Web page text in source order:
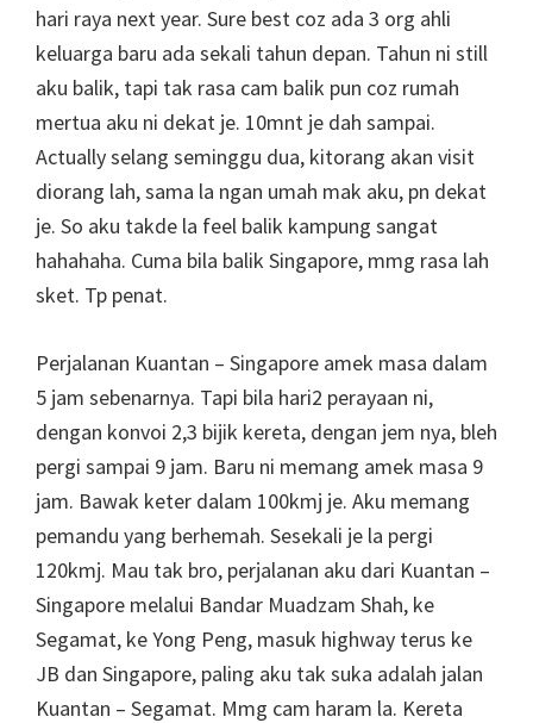
hari raya next year. Sure best coz ada 3 org ahli
keluarga baru ada sekali tahun depan. Tahun ni still
aku balik, tapi tak rasa cam balik pun coz rumah
mertua aku ni dekat je. 10mnt je dah sampai.
Actually selang seminggu dua, kitorang akan visit
diorang lah, sama la ngan umah mak aku, pn dekat
je. So aku takde la feel balik kampung sangat
hahahaha. Cuma bila balik Singapore, mmg rasa lah
sket. Tp penat.
Perjalanan Kuantan – Singapore amek masa dalam
5 jam sebenarnya. Tapi bila hari2 perayaan ni,
dengan konvoi 2,3 bijik kereta, dengan jem nya, bleh
pergi sampai 9 jam. Baru ni memang amek masa 9
jam. Bawak keter dalam 100kmj je. Aku memang
pemandu yang berhemah. Sesekali je la pergi
120kmj. Mau tak bro, perjalanan aku dari Kuantan –
Singapore melalui Bandar Muadzam Shah, ke
Segamat, ke Yong Peng, masuk highway terus ke
JB dan Singapore, paling aku tak suka adalah jalan
Kuantan – Segamat. Mmg cam haram la. Kereta